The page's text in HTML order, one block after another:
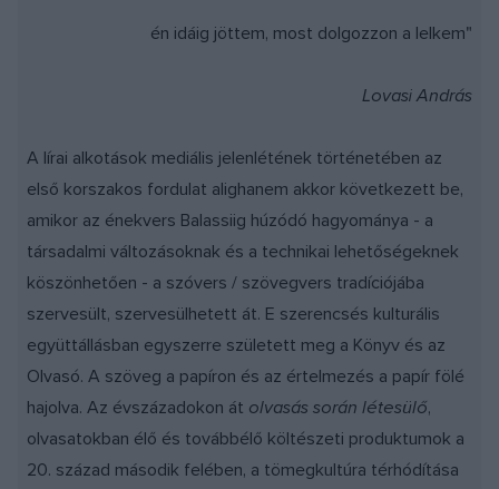
én idáig jöttem, most dolgozzon a lelkem"
Lovasi András
A lírai alkotások mediális jelenlétének történetében az
első korszakos fordulat alighanem akkor következett be,
amikor az énekvers Balassiig húzódó hagyománya - a
társadalmi változásoknak és a technikai lehetőségeknek
köszönhetően - a szóvers / szövegvers tradíciójába
szervesült, szervesülhetett át. E szerencsés kulturális
együttállásban egyszerre született meg a Könyv és az
Olvasó. A szöveg a papíron és az értelmezés a papír fölé
hajolva. Az évszázadokon át olvasás során létesülő,
olvasatokban élő és továbbélő költészeti produktumok a
20. század második felében, a tömegkultúra térhódítása